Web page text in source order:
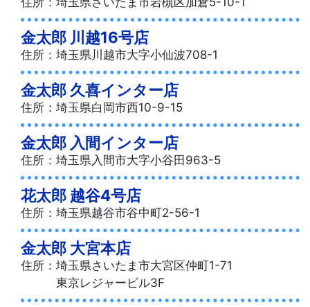
金太郎 川越16号店
住所：埼玉県川越市大字小仙波708-1
金太郎 久喜インター店
住所：埼玉県白岡市西10-9-15
金太郎 入間インター店
住所：埼玉県入間市大字小谷田963-5
花太郎 越谷4号店
住所：埼玉県越谷市谷中町2-56-1
金太郎 大宮本店
住所：埼玉県さいたま市大宮区仲町1-71
東京レジャービル3F